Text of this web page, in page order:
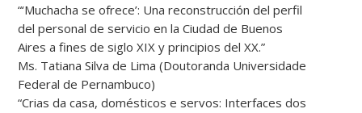
“‘Muchacha se ofrece’: Una reconstrucción del perfil
del personal de servicio en la Ciudad de Buenos
Aires a fines de siglo XIX y principios del XX.”
Ms. Tatiana Silva de Lima (Doutoranda Universidade
Federal de Pernambuco)
“Crias da casa, domésticos e servos: Interfaces dos